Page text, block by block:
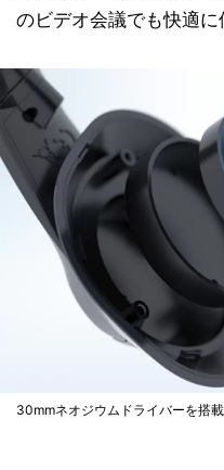
のビデオ会議でも快適に
30mmネオジウムドライバーを搭載